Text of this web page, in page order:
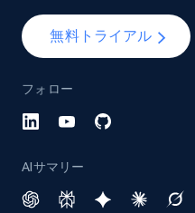
4.5K+ 507+
Reddit- Posts
Post id, URL, User
name, and more.
無料トライアル
フォロー
AIサマリー